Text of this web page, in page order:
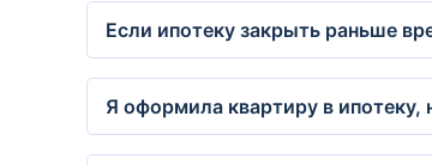
Если ипотеку закрыть раньше
Я оформила квартиру в ипотеку,